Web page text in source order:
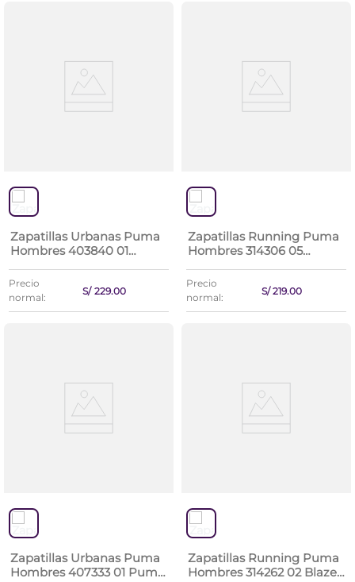
Zapatillas Urbanas Puma
Hombres 403840 01
Precio
normal:
S/ 229.00
Zapatillas Running Puma
Hombres 314306 05
Precio
normal:
S/ 219.00
Zapatillas Urbanas Puma
Hombres 407333 01 Puma
Zapatillas Running Puma
Hombres 314262 02 Blaze